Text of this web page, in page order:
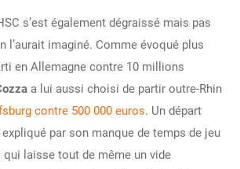
s’est également dégraissé mais pas
l’aurait imaginé. Comme évoqué plus
en Allemagne contre 10 millions
a lui aussi choisi de partir outre-Rhin
contre 500 000 euros. Un départ
par son manque de temps de jeu
laisse tout de même un vide